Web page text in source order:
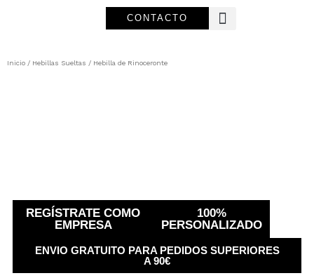
CONTACTO
Inicio / Hebillas Sueltas / Hebilla de Rinoceronte
REGÍSTRATE COMO
EMPRESA
100%
PERSONALIZADO
ENVIO GRATUITO PARA PEDIDOS SUPERIORES
A 90€